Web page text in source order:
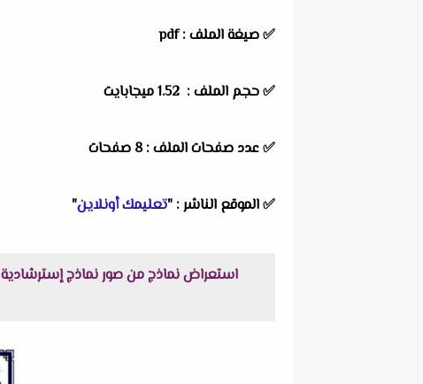
✅ صيغة الملف : pdf
✅ حجم الملف : 1.52 ميجابايت
✅ عدد صفحات الملف : 8 صفحات
✅الموقع الناشر : "تعليمك أونلاين"
استعراض نماذج من صور نماذج إسترشادية لامتحانات عملي